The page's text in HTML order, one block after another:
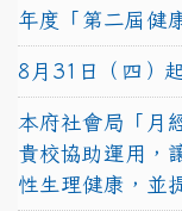
年度「第二屆健
8月31日（四）
本府社會局「月
貴校協助運用，
性生理健康，並